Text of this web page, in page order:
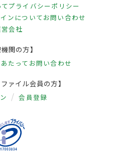
プライバシーポリシー
ンについてお問い合わせ
会社
機関の方】
たって お問い合わせ
ァイル会員の方】
会員登録